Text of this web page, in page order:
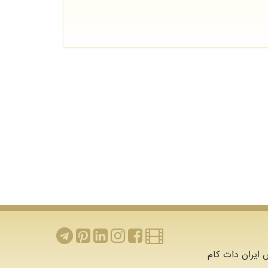
ایران دات کام